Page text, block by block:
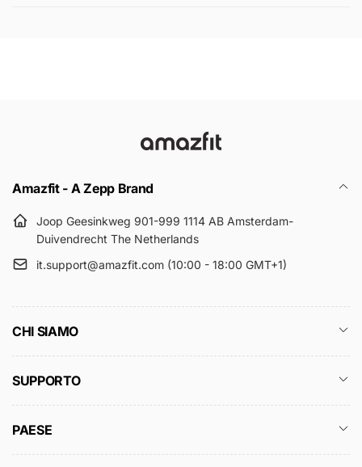
Amazfit - A Zepp Brand
Joop Geesinkweg 901-999 1114 AB Amsterdam-
Duivendrecht The Netherlands
it.support@amazfit.com (10:00 - 18:00 GMT+1)
CHI SIAMO
SUPPORTO
PAESE